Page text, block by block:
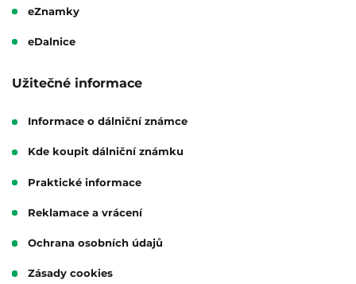
eZnamky
eDalnice
Užitečné informace
Informace o dálniční známce
Kde koupit dálniční známku
Praktické informace
Reklamace a vrácení
Ochrana osobních údajů
Zásady cookies